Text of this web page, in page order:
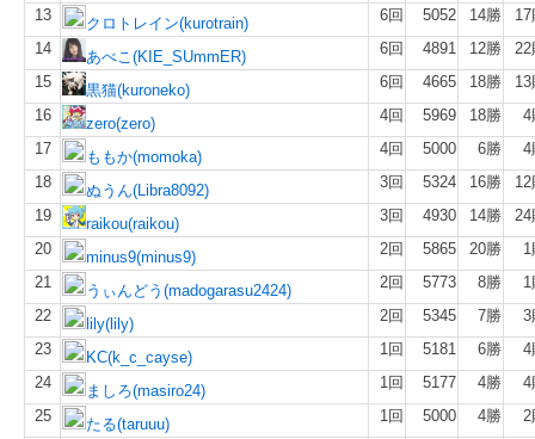
13
クロトレイン(kurotrain) 6回 5052 14勝
17
14
あべこ(KIE_SUmmER) 6回 4891 12勝
22
15
黒猫(kuroneko) 6回 4665 18勝
13
16
zero(zero) 4回 5969 18勝
4
17
ももか(momoka) 4回 5000 6勝
4
18
ぬうん(Libra8092) 3回 5324 16勝
12
19
raikou(raikou) 3回 4930 14勝
24
20
minus9(minus9) 2回 5865 20勝
1
21
うぃんどう(madogarasu2424) 2回 5773 8勝
1
22
lily(lily) 2回 5345 7勝
3
23
KC(k_c_cayse) 1回 5181 6勝
4
24
ましろ(masiro24) 1回 5177 4勝
4
25
たる(taruuu) 1回 5000 4勝
2